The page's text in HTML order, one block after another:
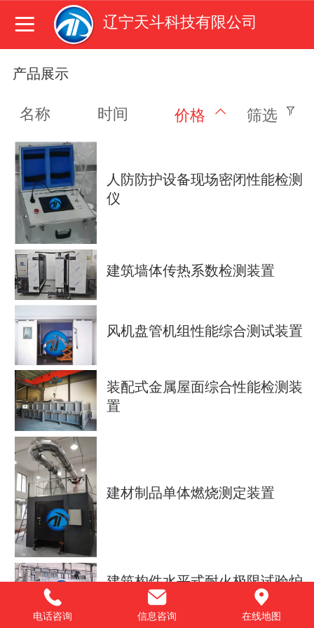
辽宁天斗科技有限公司
产品展示
名称 时间 价格 筛选
人防防护设备现场密闭性能检测
仪
建筑墙体传热系数检测装置
风机盘管机组性能综合测试装置
装配式金属屋面综合性能检测装
置
建材制品单体燃烧测定装置
建筑构件水平式耐火极限试验炉
电话咨询 信息咨询 在线地图